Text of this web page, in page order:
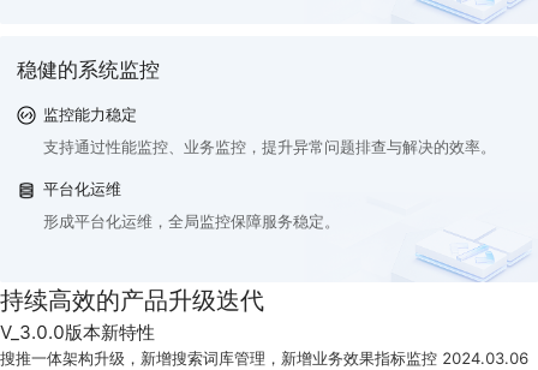
稳健的系统监控
监控能力稳定
支持通过性能监控、业务监控，提升异常问题排查与解决的效率。
平台化运维
形成平台化运维，全局监控保障服务稳定。
持续高效的产品升级迭代
V_3.0.0版本新特性
搜推一体架构升级，新增搜索词库管理，新增业务效果指标监控 2024.03.06